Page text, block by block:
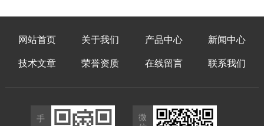
网站首页 关于我们 产品中心 新闻中心
技术文章 荣誉资质 在线留言 联系我们
手
微